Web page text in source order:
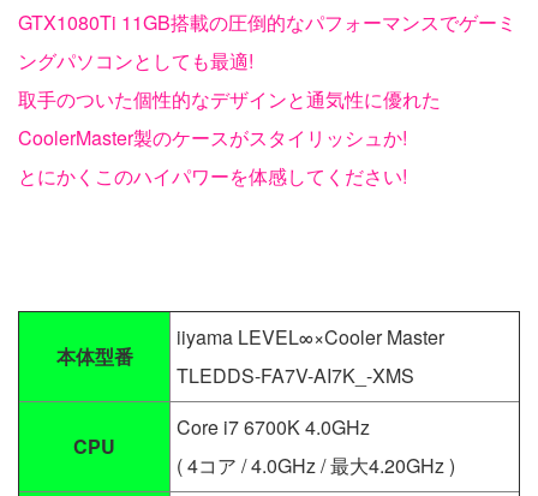
GTX1080Ti 11GB搭載の圧倒的なパフォーマンスでゲーミ
ングパソコンとしても最適!
取手のついた個性的なデザインと通気性に優れた
CoolerMaster製のケースがスタイリッシュか!
とにかくこのハイパワーを体感してください!
本体型番
iiyama LEVEL∞×Cooler Master
TLEDDS-FA7V-AI7K_-XMS
CPU
Core i7 6700K 4.0GHz
( 4コア / 4.0GHz / 最大4.20GHz )